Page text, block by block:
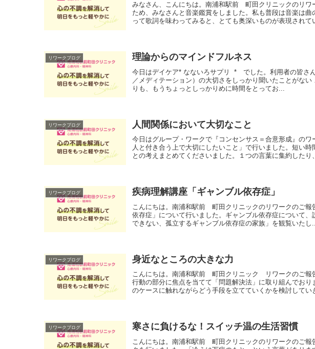
みなさん、こんにちは。南浦和駅前 町田クリニックのリワ
ため、みなさんと音楽鑑賞をしました。私も普段は音楽は
って歌詞を味わってみると、とても奥深いものが表現されて
リワークブログ 理論からのマインドフルネス
今日はデイケア* なないろサプリ * でした。利用者の皆さ
／メディテーション）の大切さをしっかり聞いたことがな
りも、もうちょっとしっかりめに時間をとってお...
リワークブログ 人間関係において大切なこと
今日はグループ・ワークで『コンセンサス＝合意形成』の
人と付き合う上で大切にしたいこと」で行いました。短い
との考えまとめてくださいました。１つの言葉に集約したり
リワークブログ 疾病理解講座「ギャンブル依存症」
こんにちは。南浦和駅前 町田クリニックのリワークのご報
依存症」について行いました。ギャンブル依存症について
できない、孤立するギャンブル依存症の家族」を観覧いたし...
リワークブログ 身近なところの大きな力
こんにちは。南浦和駅前 町田クリニック リワークのご報
行動の部分に焦点を当てて「問題解決法」に取り組んでお
のケースに触れながらどう手段を立てていくかを検討してい
リワークブログ 寒さに負けるな！スイッチ温の生活習慣
こんにちは。南浦和駅前 町田クリニックのリワークのご報